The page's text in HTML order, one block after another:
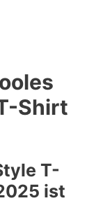
Shirt
T-
ist